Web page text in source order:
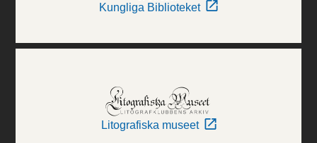
Kungliga Biblioteket
Litografiska museet